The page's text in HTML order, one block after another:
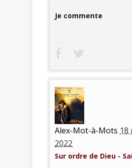
Je commente
Alex-Mot-à-Mots 18
2022
Sur ordre de Dieu -